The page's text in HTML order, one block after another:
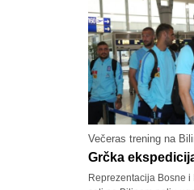
Večeras trening na
Grčka
Reprezentacija Bosne